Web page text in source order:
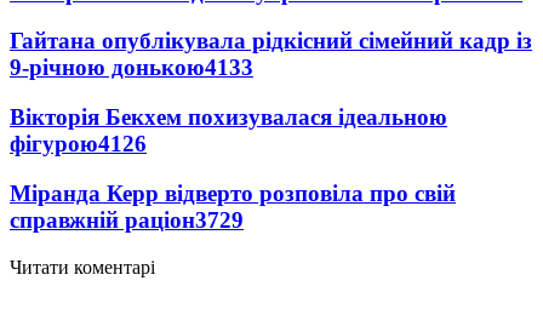
Гайтана опублікувала рідкісний сімейний кадр із
9-річною донькою4133
Вікторія Бекхем похизувалася ідеальною
фігурою4126
Міранда Керр відверто розповіла про свій
справжній раціон3729
Читати коментарі